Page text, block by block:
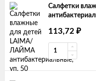
Салфетки
113,72 ₽